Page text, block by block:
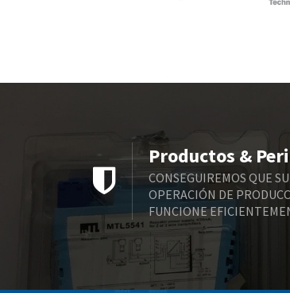
Productos &
CONSEGUIREMOS QUE SU
OPERACIÓN DE
FUNCIONE